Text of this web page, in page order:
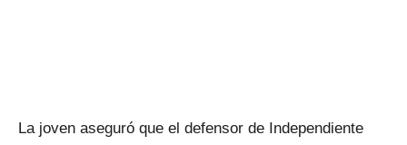
La joven aseguró que el defensor de Independiente